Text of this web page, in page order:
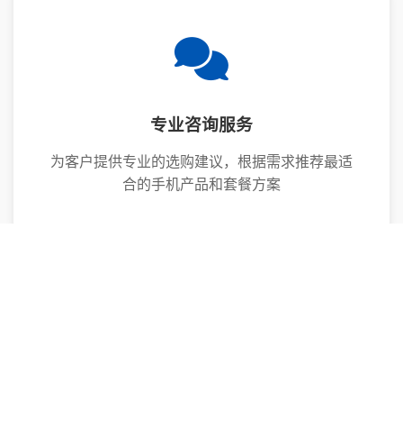
专业咨询服务
为客户提供专业的选购建议，根据需求推荐最适
合的手机产品和套餐方案